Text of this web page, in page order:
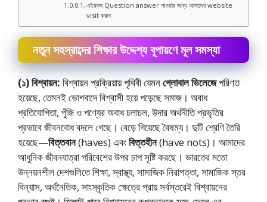
এইরকম Question answer পাওয়ার জন্য আমাদের website
visit করুন
নতুন সহস্রাব্দের শিক্ষার উদ্দেশ্য বূপায়ণে মূল সমস্যা
(১) বিশ্বায়ন: বিশ্বায়ন প্রক্রিয়ায় পৃথিবী যেমনগ্লোবাল ভিলেজেপরিণত
হয়েছে, তেমনই ভােগবাদে বিশ্বাসী হয়ে পড়েছে সমাজ। অবাধ
প্রতিযোগিতা, পুঁজি ও পণ্যের অবাধ চলাচল, উদার অর্থনীতি প্রভৃতির
প্রভাবে জীবনবােধ বদলে গেছে। বেড়ে গিয়েছে বৈষম্য। দুটি শ্রেণি তৈরি
হয়েছে—বিত্তবান(haves) এবংবিত্তহীন(have nots)। আমাদের
আধুনিক জীবনযাত্রা পরিবেশের উপর চাপ সৃষ্টি করছে। ভারতের মতাে
উন্নয়নশীল দেশগুলিতে শিক্ষা, স্বাস্থ্য, সামাজিক নিরাপত্তা, সামাজিক স্তর
বিন্যাস, অর্থনৈতিক, সাংস্কৃতিক ক্ষেত্রে প্রায় সর্বস্তরেই বিশ্বায়নের